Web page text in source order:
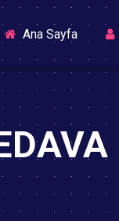
Ana Sayfa